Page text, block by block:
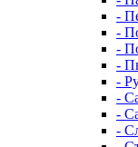
-
-
-
-
-
-
-
-